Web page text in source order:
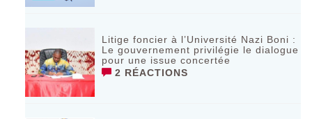
Litige foncier à l’Université Nazi Boni :
Le gouvernement privilégie le dialogue
pour une issue concertée
2 RÉACTIONS